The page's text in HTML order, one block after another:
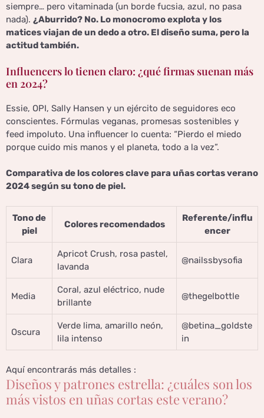
siempre… pero vitaminada (un borde fucsia, azul, no pasa
nada). ¿Aburrido? No. Lo monocromo explota y los
matices viajan de un dedo a otro. El diseño suma, pero la
actitud también.
Influencers lo tienen claro: ¿qué firmas suenan más
en 2024?
Essie, OPI, Sally Hansen y un ejército de seguidores eco
conscientes. Fórmulas veganas, promesas sostenibles y
feed impoluto. Una influencer lo cuenta: “Pierdo el miedo
porque cuido mis manos y el planeta, todo a la vez”.
Comparativa de los colores clave para uñas cortas verano
2024 según su tono de piel.
Tono de
piel
Colores recomendados
Referente/influ
encer
Clara
Apricot Crush, rosa pastel,
lavanda
@nailssbysofia
Media
Coral, azul eléctrico, nude
brillante
@thegelbottle
Oscura
Verde lima, amarillo neón,
lila intenso
@betina_goldste
in
Aquí encontrarás más detalles :
Diseños y patrones estrella: ¿cuáles son los
más vistos en uñas cortas este verano?